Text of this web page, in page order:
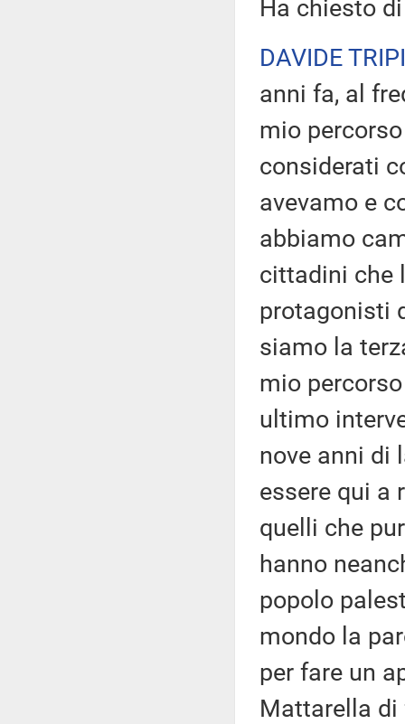
Ha chiesto
DAVIDE
anni fa, al
mio
considerati
avevamo e
abbiamo
cittadini che
protagonisti
siamo la
mio
ultimo
nove anni di
essere qui a
quelli che
hanno
popolo
mondo la
per fare un
Mattarella di